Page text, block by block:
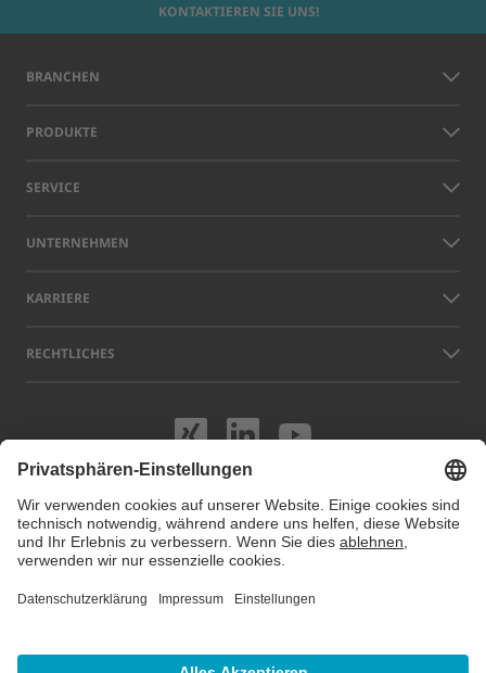
KONTAKTIEREN SIE UNS!
BRANCHEN
PRODUKTE
SERVICE
UNTERNEHMEN
KARRIERE
RECHTLICHES
Besuchen Sie
Besuchen Sie
Besuchen
Namen anderer Unternehmen und Produkte, die auf dieser Website
gezeigt werden, können Warenzeichen oder eingetragene Marken sein,
die nicht LAP, sondern den jeweiligen Eigentümern gehören. Unsere
Einstellungenverwalten oder deaktivieren. Für weitere Informationen